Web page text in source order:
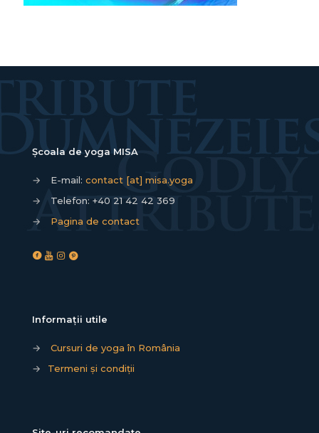
Școala de yoga MISA
→ E-mail: contact [at] misa.yoga
→
Telefon: +40 21 42 42 369
→
Pagina de contact
Informații utile
→
Cursuri de yoga în România
→
Termeni și condiții